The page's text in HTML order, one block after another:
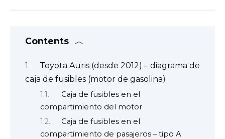
Contents
Toyota Auris (desde 2012) – diagrama de
caja de fusibles (motor de gasolina)
Caja de fusibles en el
compartimiento del motor
Caja de fusibles en el
compartimiento de pasajeros – tipo A